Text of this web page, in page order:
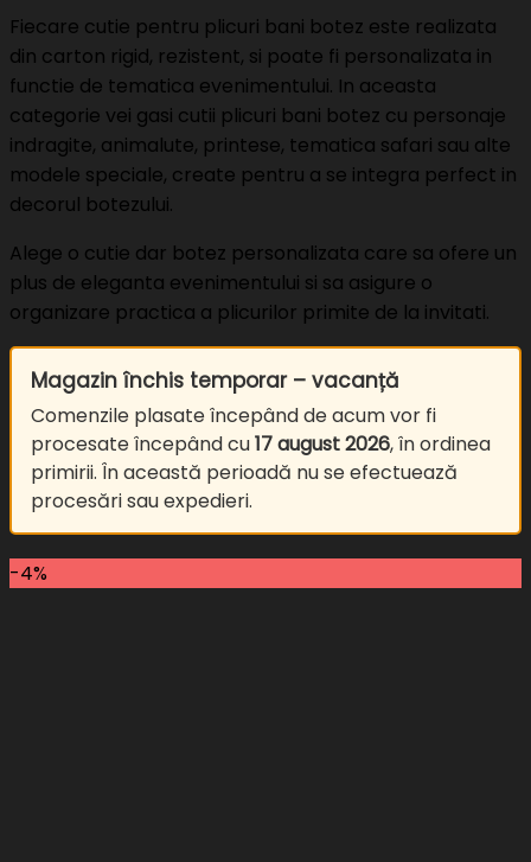
Fiecare cutie pentru plicuri bani botez este realizata
din carton rigid, rezistent, si poate fi personalizata in
functie de tematica evenimentului. In aceasta
categorie vei gasi cutii plicuri bani botez cu personaje
indragite, animalute, printese, tematica safari sau alte
modele speciale, create pentru a se integra perfect in
decorul botezului.
Alege o cutie dar botez personalizata care sa ofere un
plus de eleganta evenimentului si sa asigure o
organizare practica a plicurilor primite de la invitati.
Magazin închis temporar – vacanță
Comenzile plasate începând de acum vor fi
procesate începând cu17 august 2026, în ordinea
primirii. În această perioadă nu se efectuează
procesări sau expedieri.
-4%